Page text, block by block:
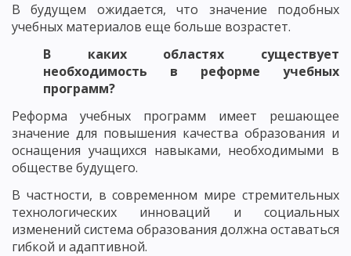
В будущем ожидается, что значение подобных
учебных материалов еще больше возрастет.
В каких областях существует
необходимость в реформе учебных
программ?
Реформа учебных программ имеет решающее
значение для повышения качества образования и
оснащения учащихся навыками, необходимыми в
обществе будущего.
В частности, в современном мире стремительных
технологических инноваций и социальных
изменений система образования должна оставаться
гибкой и адаптивной.